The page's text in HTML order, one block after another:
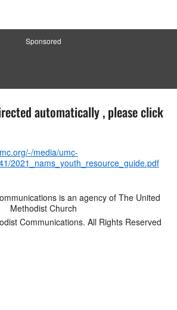
Sponsored
automatically , please click
media/umc-
2021_nams_youth_resource_guide.pdf
is an agency of The United
Methodist Church
Communications. All Rights Reserved